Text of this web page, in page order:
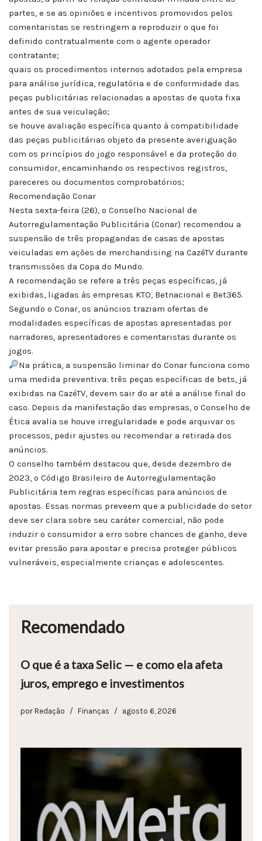
partes, e se as opiniões e incentivos promovidos pelos
comentaristas se restringem a reproduzir o que foi
definido contratualmente com o agente operador
contratante;
quais os procedimentos internos adotados pela empresa
para análise jurídica, regulatória e de conformidade das
peças publicitárias relacionadas a apostas de quota fixa
antes de sua veiculação;
se houve avaliação específica quanto à compatibilidade
das peças publicitárias objeto da presente averiguação
com os princípios do jogo responsável e da proteção do
consumidor, encaminhando os respectivos registros,
pareceres ou documentos comprobatórios;
Recomendação Conar
Nesta sexta-feira (26), o Conselho Nacional de
Autorregulamentação Publicitária (Conar) recomendou a
suspensão de três propagandas de casas de apostas
veiculadas em ações de merchandising na CazéTV durante
transmissões da Copa do Mundo.
A recomendação se refere a três peças específicas, já
exibidas, ligadas às empresas KTO, Betnacional e Bet365.
Segundo o Conar, os anúncios traziam ofertas de
modalidades específicas de apostas apresentadas por
narradores, apresentadores e comentaristas durante os
jogos.
Na prática, a suspensão liminar do Conar funciona como
uma medida preventiva: três peças específicas de bets, já
exibidas na CazéTV, devem sair do ar até a análise final do
caso. Depois da manifestação das empresas, o Conselho de
Ética avalia se houve irregularidade e pode arquivar os
processos, pedir ajustes ou recomendar a retirada dos
anúncios.
O conselho também destacou que, desde dezembro de
2023, o Código Brasileiro de Autorregulamentação
Publicitária tem regras específicas para anúncios de
apostas. Essas normas preveem que a publicidade do setor
deve ser clara sobre seu caráter comercial, não pode
induzir o consumidor a erro sobre chances de ganho, deve
evitar pressão para apostar e precisa proteger públicos
vulneráveis, especialmente crianças e adolescentes.
Recomendado
O que é a taxa Selic — e como ela afeta
juros, emprego e investimentos
por Redação Finanças agosto 6, 2026